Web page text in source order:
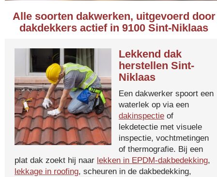
Alle soorten dakwerken, uitgevoerd door
dakdekkers actief in 9100 Sint-Niklaas
Lekkend dak
herstellen Sint-
Niklaas
Een dakwerker spoort een
waterlek op via een
dakinspectie of
lekdetectie met visuele
inspectie, vochtmetingen
of thermografie. Bij een
plat dak zoekt hij naar lekken in EPDM-dakbedekking,
lekkage in roofing, scheuren in de dakbedekking,